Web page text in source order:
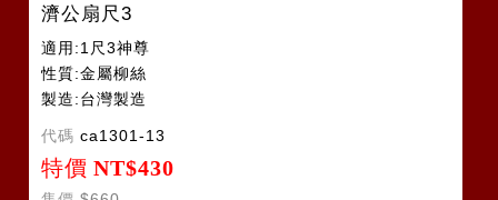
濟公扇尺3
適用:1尺3神尊
性質:金屬柳絲
製造:台灣製造
代碼 ca1301-13
特價 NT$430